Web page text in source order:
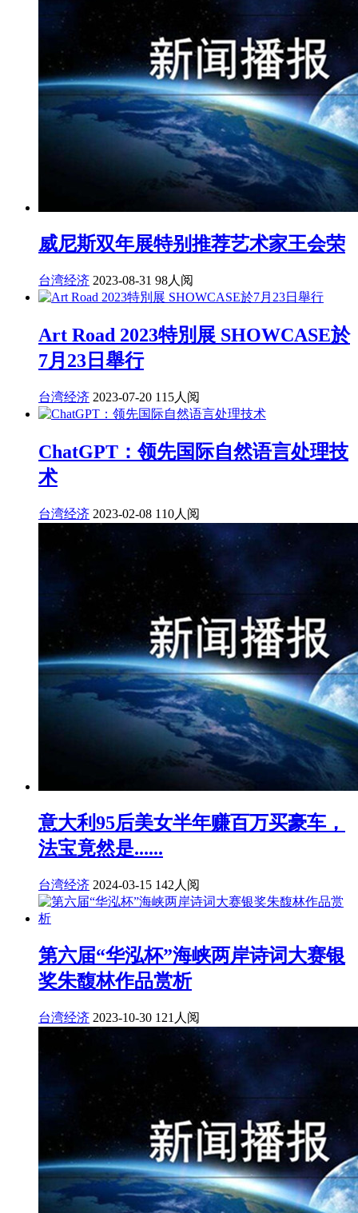
威尼斯双年展特别推荐艺术家王会荣
台湾经济 2023-08-31 98人阅
Art Road 2023特別展 SHOWCASE於
7月23日舉行
台湾经济 2023-07-20 115人阅
ChatGPT：领先国际自然语言处理技
术
台湾经济 2023-02-08 110人阅
意大利95后美女半年赚百万买豪车，
法宝竟然是......
台湾经济 2024-03-15 142人阅
第六届“华泓杯”海峡两岸诗词大赛银
奖朱馥林作品赏析
台湾经济 2023-10-30 121人阅